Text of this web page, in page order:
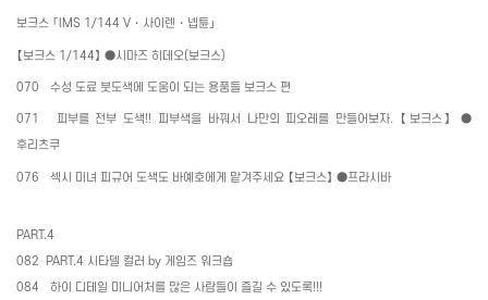
보크스 「 IMS 1/144 V ・ 사이렌 ・ 넵튠」
【보크스 1/144】 ●시마즈 히데오(보크스)
070 수성 도료 붓도색에 도움이 되는 용품들 보크스 편
071 피부를 전부 도색!! 피부색을 바꿔서 나만의 피오레를 만들어보자. 【보크스】
●
후리츠쿠
076 섹시 미녀 피규어 도색도 바예호에게 맡겨주세요 【보크스】 ●프라시바
PART.4
082
PART.4 시타델 컬러 by 게임즈 워크숍
084 하이 디테일 미니어처를 많은 사람들이 즐길 수 있도록!!!